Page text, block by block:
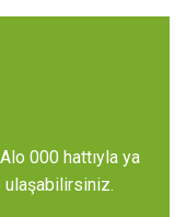
000 hattıyla ya
ulaşabilirsiniz.